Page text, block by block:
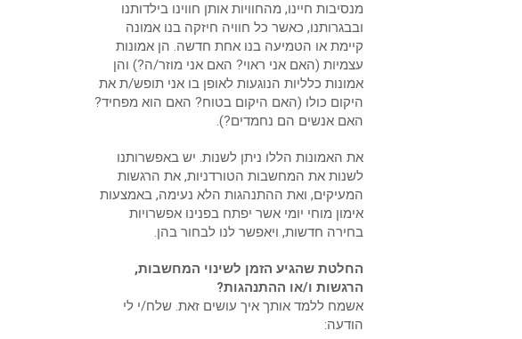
מנסיבות חיינו, מהחוויות אותן חווינו בילדותנו
ובבגרותנו, כאשר כל חוויה חיזקה בנו אמונה
קיימת או הטמיעה בנו אחת חדשה. הן אמונות
עצמיות (האם אני ראוי? האם אני מוזר/ה?) והן
אמונות כלליות הנוגעות לאופן בו אני תופש/ת את
היקום כולו (האם היקום בטוח? האם הוא מפחיד?
האם אנשים הם נחמדים?).
את האמונות הללו ניתן לשנות. יש באפשרותנו
לשנות את המחשבות הטורדניות, את הרגשות
המעיקים, ואת ההתנהגות הלא נעימה, באמצעות
אימון מוחי יומי אשר יפתח בפנינו אפשרויות
בחירה חדשות, ויאפשר לנו לבחור בהן.
החלטת שהגיע הזמן לשינוי המחשבות,
הרגשות ו/או ההתנהגות?
אשמח ללמד אותך איך עושים זאת. שלח/י לי
הודעה: